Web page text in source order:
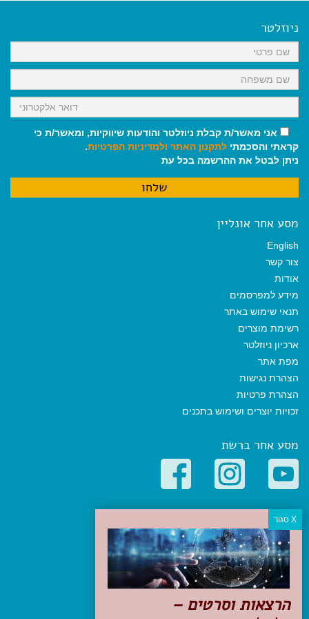
k
p
m
ניוזלטר
אני מאשר/ת קבלת ניוזלטר והודעות שיווקיות, ומאשר/ת כי
קראתי והסכמתי לתקנון האתר ולמדיניות הפרטיות.
ניתן לבטל את ההרשמה בכל עת
מסע אחר אונליין
English
צור קשר
אודות
מידע למפרסמים
תנאי שימוש באתר
רשימת מוצרים
ארכיון ניוזלטר
מפת אתר
הצהרת נגישות
הצהרת פרטיות
זכויות יוצרים ושימוש בתכנים
מסע אחר ברשת
קטגוריות פופולריות
יעדים
טיולים בישראל
מלונות בוטיק בישראל
טיפים והמלצות
הכנות לנסיעה
הרצאות וסרטים –